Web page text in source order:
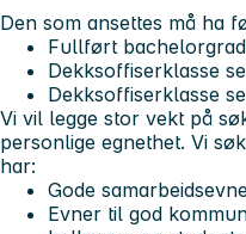
Den som ansettes må ha
Fullført
Dekksoffiserklasse
Dekksoffiserklasse
Vi vil legge stor vekt på
personlige egnethet. Vi
har:
Gode
Evner til god